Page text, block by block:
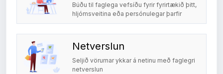
Búðu til faglega vefsíðu fyrir fyrirtækið þitt,
hljómsveitina eða persónulegar þarfir
Netverslun
Seljið vörurnar ykkar á netinu með faglegri
netverslun